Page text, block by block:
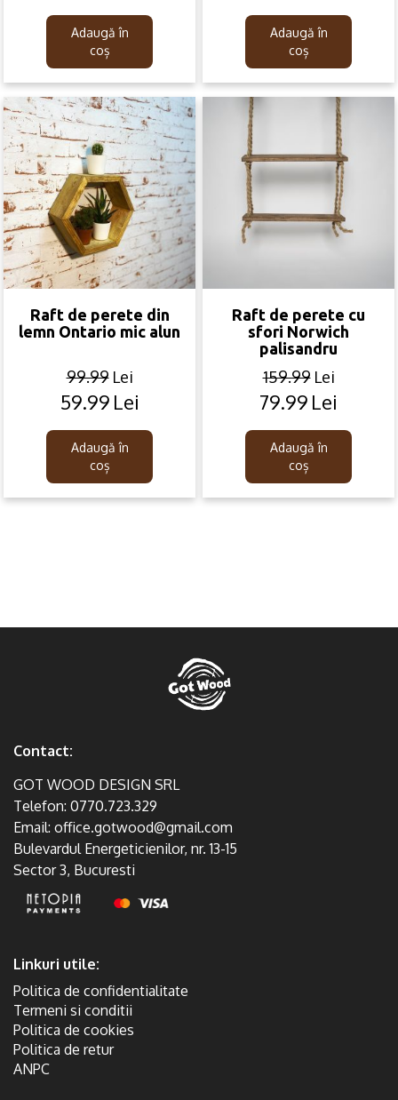
was:
99.99lei.
is:
59.99lei.
Adaugă în
coș
was:
99.99lei.
is:
59.99lei.
Adaugă în
coș
Raft de perete din
lemn Ontario mic alun
99.99 Lei
Original
was:
99.99lei.
59.99 Lei
Current
is:
59.99lei.
Adaugă în
coș
Raft de perete cu
sfori Norwich
palisandru
159.99 Lei
Original
was:
159.99lei.
79.99 Lei
Current
is:
79.99lei.
Adaugă în
coș
Contact:
GOT WOOD DESIGN SRL
Telefon: 0770.723.329
Email: office.gotwood@gmail.com
Bulevardul Energeticienilor, nr. 13-15
Sector 3, Bucuresti
Linkuri utile:
Politica de confidentialitate
Termeni si conditii
Politica de cookies
Politica de retur
ANPC